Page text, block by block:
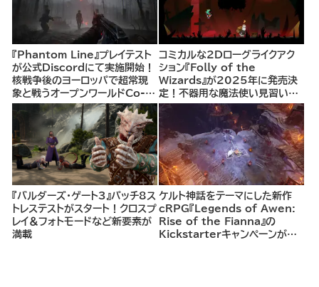
『Phantom Line』プレイテスト
が公式Discordにて実施開始！
核戦争後のヨーロッパで超常現
象と戦うオープンワールドCo-
opシューター
コミカルな2Dローグライクアク
ション『Folly of the
Wizards』が2025年に発売決
定！不器用な魔法使い見習いと
して、ランダム生成ダンジョンを
探索し、世界を救う冒険へ。
『バルダーズ・ゲート3』パッチ8ス
トレステストがスタート！クロスプ
レイ＆フォトモードなど新要素が
満載
ケルト神話をテーマにした新作
cRPG『Legends of Awen:
Rise of the Fianna』の
Kickstarterキャンペーンがま